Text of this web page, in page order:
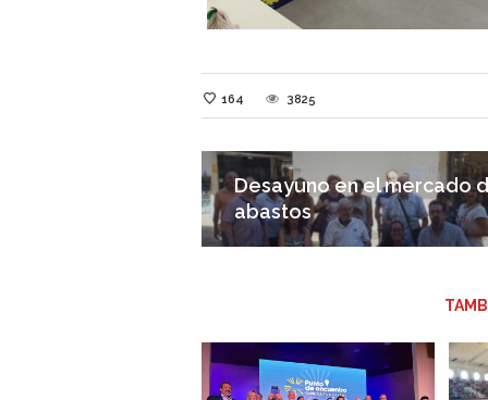
164 3825
Desayuno en el mercado
abastos